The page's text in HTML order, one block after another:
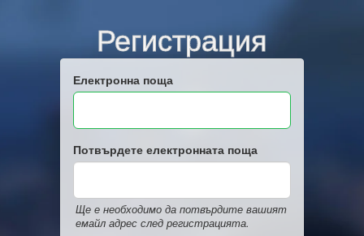
Регистрация
Електронна поща
Потвърдете електронната поща
Ще е необходимо да потвърдите вашият
емайл адрес след регистрацията.